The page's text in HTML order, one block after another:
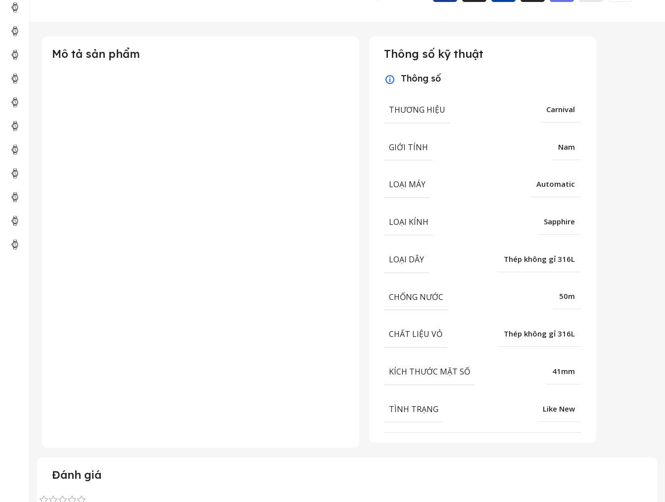
Mô tả sản phẩm Thông số kỹ thuật
Thông số
THƯƠNG HIỆU Carnival
GIỚI TÍNH Nam
LOẠI MÁY Automatic
LOẠI KÍNH Sapphire
LOẠI DÂY Thép không gỉ 316L
CHỐNG NƯỚC 50m
CHẤT LIỆU VỎ Thép không gỉ 316L
KÍCH THƯỚC MẶT SỐ 41mm
TÌNH TRẠNG Like New
Đánh giá